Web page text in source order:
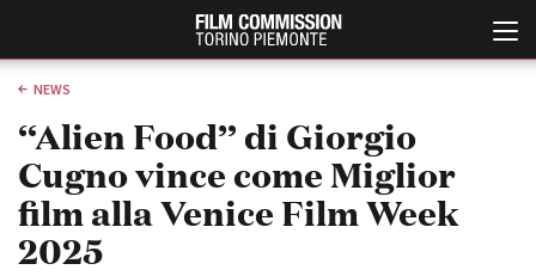
NEWS
“Alien Food” di Giorgio
Cugno vince come Miglior
film alla Venice Film Week
2025